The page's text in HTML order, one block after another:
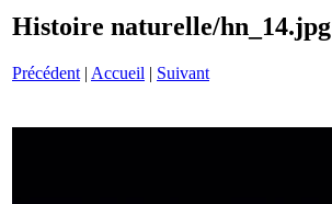
Histoire naturelle/hn_14.jpg
Précédent | Accueil | Suivant